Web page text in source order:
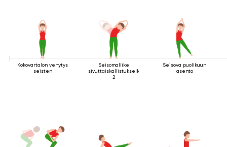
Kokovartalon venytys
seisten
Seisomaliike
sivuttaiskallistuksella
2
Seisova puolikuun
asento